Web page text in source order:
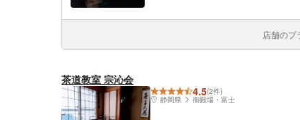
店舗のプ
茶道教室 宗沁会
4.5(2件)
静岡県
御殿場・富士